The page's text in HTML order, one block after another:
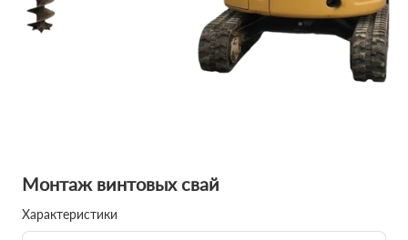
Монтаж винтовых свай
Характеристики